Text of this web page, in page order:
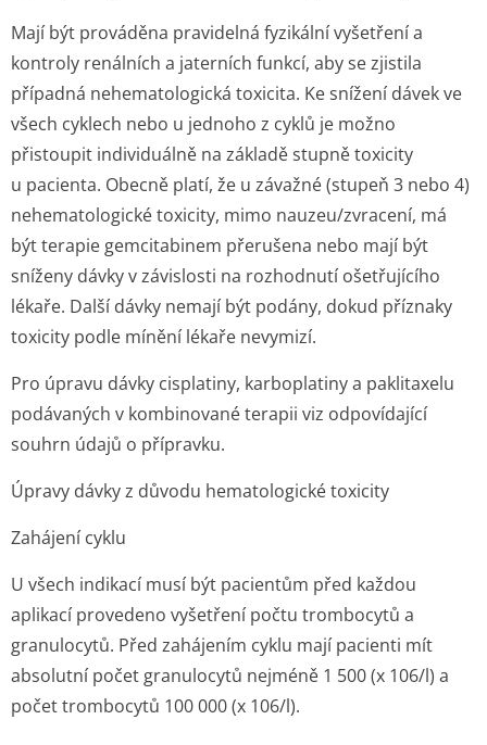
Mají být prováděna pravidelná fyzikální vyšetření a
kontroly renálních a jaterních funkcí, aby se zjistila
případná nehematologická toxicita. Ke snížení dávek ve
všech cyklech nebo u jednoho z cyklů je možno
přistoupit individuálně na základě stupně toxicity
u pacienta. Obecně platí, že u závažné (stupeň 3 nebo 4)
nehematologické toxicity, mimo nauzeu/zvracení, má
být terapie gemcitabinem přerušena nebo mají být
sníženy dávky v závislosti na rozhodnutí ošetřujícího
lékaře. Další dávky nemají být podány, dokud příznaky
toxicity podle mínění lékaře nevymizí.
Pro úpravu dávky cisplatiny, karboplatiny a paklitaxelu
podávaných v kombinované terapii viz odpovídající
souhrn údajů o přípravku.
Úpravy dávky z důvodu hematologické toxicity
Zahájení cyklu
U všech indikací musí být pacientům před každou
aplikací provedeno vyšetření počtu trombocytů a
granulocytů. Před zahájením cyklu mají pacienti mít
absolutní počet granulocytů nejméně 1 500 (x 106/l) a
počet trombocytů 100 000 (x 106/l).